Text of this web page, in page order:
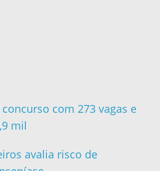
com 273 vagas e
mil
avalia risco de